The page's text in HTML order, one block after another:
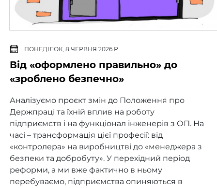
ПОНЕДІЛОК, 8 ЧЕРВНЯ 2026 Р.
Від «оформлено правильно» до
«зроблено безпечно»
Аналізуємо проєкт змін до Положення про
Держпраці та їхній вплив на роботу
підприємств і на функціонал інженерів з ОП. На
часі – трансформація цієї професії: від
«контролера» на виробництві до «менеджера з
безпеки та добробуту». У перехідний період
реформи, а ми вже фактично в ньому
перебуваємо, підприємства опиняються в